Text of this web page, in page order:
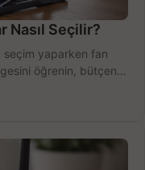
Nasıl Seçilir?
seçim yaparken fan
öğrenin, bütçenizi